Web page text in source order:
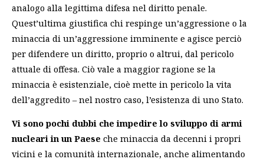
analogo alla legittima difesa nel diritto penale.
Quest’ultima giustifica chi respinge un’aggressione o la
minaccia di un’aggressione imminente e agisce perciò
per difendere un diritto, proprio o altrui, dal pericolo
attuale di offesa. Ciò vale a maggior ragione se la
minaccia è esistenziale, cioè mette in pericolo la vita
dell’aggredito – nel nostro caso, l’esistenza di uno Stato.
Vi sono pochi dubbi che impedire lo sviluppo di armi
nucleari in un Paese che minaccia da decenni i propri
vicini e la comunità internazionale, anche alimentando